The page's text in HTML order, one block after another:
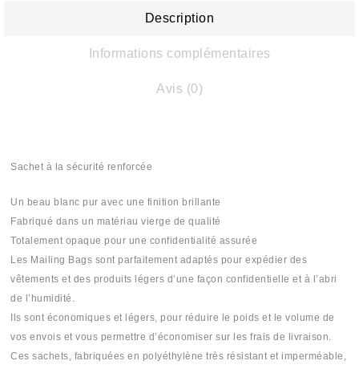
Description
Informations complémentaires
Avis (0)
Sachet à la sécurité renforcée
Un beau blanc pur avec une finition brillante
Fabriqué dans un matériau vierge de qualité
Totalement opaque pour une confidentialité assurée
Les Mailing Bags sont parfaitement adaptés pour expédier des
vêtements et des produits légers d’une façon confidentielle et à l’abri
de l’humidité.
Ils sont économiques et légers, pour réduire le poids et le volume de
vos envois et vous permettre d’économiser sur les frais de livraison.
Ces sachets, fabriquées en polyéthylène très résistant et imperméable,